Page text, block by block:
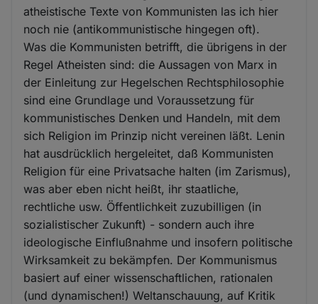
atheistische Texte von Kommunisten las ich hier
noch nie (antikommunistische hingegen oft).
Was die Kommunisten betrifft, die übrigens in der
Regel Atheisten sind: die Aussagen von Marx in
der Einleitung zur Hegelschen Rechtsphilosophie
sind eine Grundlage und Voraussetzung für
kommunistisches Denken und Handeln, mit dem
sich Religion im Prinzip nicht vereinen läßt. Lenin
hat ausdrücklich hergeleitet, daß Kommunisten
Religion für eine Privatsache halten (im Zarismus),
was aber eben nicht heißt, ihr staatliche,
rechtliche usw. Öffentlichkeit zuzubilligen (in
sozialistischer Zukunft) - sondern auch ihre
ideologische Einflußnahme und insofern politische
Wirksamkeit zu bekämpfen. Der Kommunismus
basiert auf einer wissenschaftlichen, rationalen
(und dynamischen!) Weltanschauung, auf Kritik